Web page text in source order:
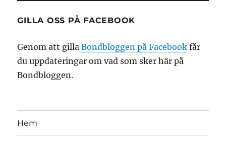
GILLA OSS PÅ FACEBOOK
Genom att gillaBondbloggen på Facebook får
du uppdateringar om vad som sker här på
Bondbloggen.
Hem